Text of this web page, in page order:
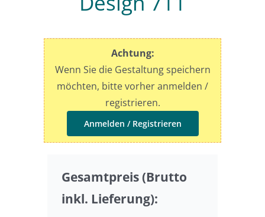
Sonderwünsche
Achtung:
Wenn Sie die Gestaltung speichern
möchten, bitte vorher anmelden /
registrieren.
Anmelden / Registrieren
Gesamtpreis (Brutto
inkl. Lieferung):